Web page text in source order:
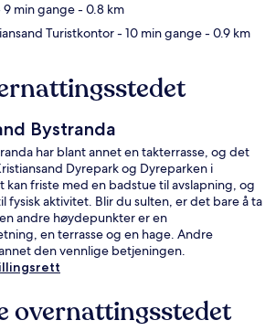
9 min gange- 0.8 km
Turistkontor- 10 min gange- 0.9 km
Bystranda
har blant annet en takterrasse, og det
Dyrepark og Dyreparken i
kan friste med en badstue til avslapning, og
fysisk aktivitet. Blir du sulten, er det bare å ta
andre høydepunkter er en
en terrasse og en hage. Andre
den vennlige betjeningen.
overnattingsstedet